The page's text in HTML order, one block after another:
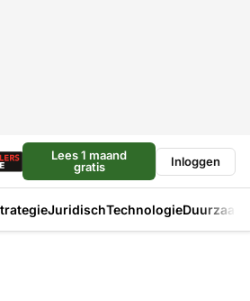
Lees 1 maand
gratis
Inloggen
JuridischTechnologie